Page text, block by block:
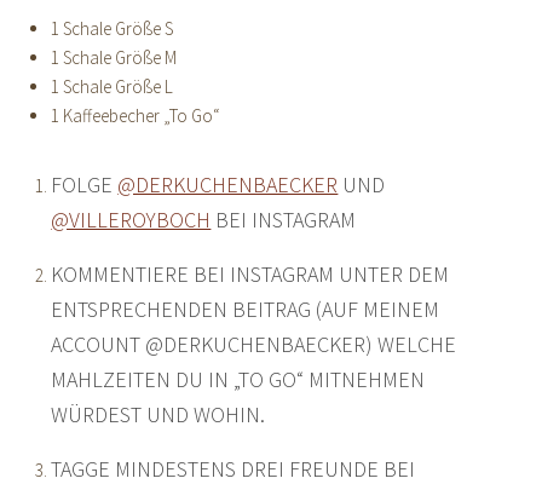
1 Schale Größe S
1 Schale Größe M
1 Schale Größe L
1 Kaffeebecher „To Go“
FOLGE @DERKUCHENBAECKER UND
@VILLEROYBOCH BEI INSTAGRAM
KOMMENTIERE BEI INSTAGRAM UNTER DEM
ENTSPRECHENDEN BEITRAG (AUF MEINEM
ACCOUNT @DERKUCHENBAECKER) WELCHE
MAHLZEITEN DU IN „TO GO“ MITNEHMEN
WÜRDEST UND WOHIN.
TAGGE MINDESTENS DREI FREUNDE BEI